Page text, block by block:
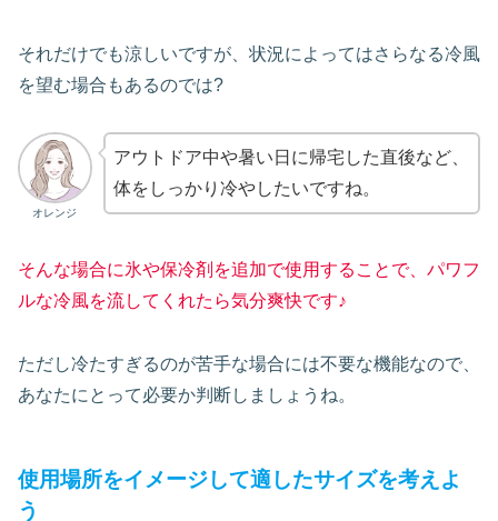
それだけでも涼しいですが、状況によってはさらなる冷風
を望む場合もあるのでは?
オレンジ
アウトドア中や暑い日に帰宅した直後など、
体をしっかり冷やしたいですね。
そんな場合に氷や保冷剤を追加で使用することで、パワフ
ルな冷風を流してくれたら気分爽快です♪
ただし冷たすぎるのが苦手な場合には不要な機能なので、
あなたにとって必要か判断しましょうね。
使用場所をイメージして適したサイズを考えよ
う